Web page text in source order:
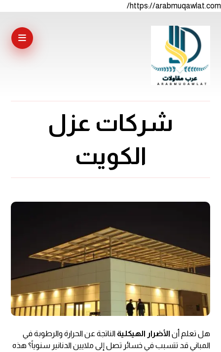
https://arabmuqawlat.com/
شركات عزل
الكويت
هل تعلم أن الأضرار الهيكلية الناتجة عن الحرارة والرطوبة في
المباني قد تتسبب في خسائر تصل إلى ملايين الدنانير سنوياً؟ هذه